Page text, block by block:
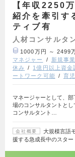
【年収2250
紹介を牽引す
ティブ有
人材コンサルタ
1000万円 ～ 2499
マネジャー
新規事
休み
1億円以上資金
ートワーク可能
育
マネージャーとして、
場のコンサルタントと
コンサルタント…
会社概要
大規模言語
援する急成長中のスタ